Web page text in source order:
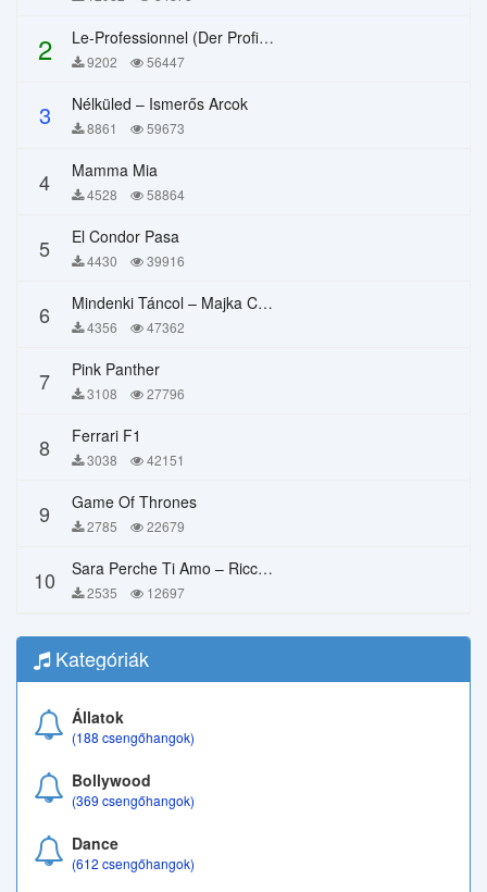
2 Le-Professionnel (Der Profi) – Chi Mai
9202 56447
3 Nélküled – Ismerős Arcok
8861 59673
4 Mamma Mia
4528 58864
5 El Condor Pasa
4430 39916
6 Mindenki Táncol – Majka Curtis, Péter Majoros
4356 47362
7 Pink Panther
3108 27796
8 Ferrari F1
3038 42151
9 Game Of Thrones
2785 22679
10 Sara Perche Ti Amo – Ricchi E Poveri
2535 12697
Kategóriák
Állatok
(188 csengőhangok)
Bollywood
(369 csengőhangok)
Dance
(612 csengőhangok)